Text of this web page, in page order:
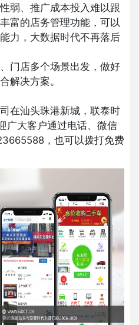
弱、推广成本投入难以跟
富的店务管理功能，可以
力，大数据时代不再落后
门店多个场景出发，做好
解决方案。
在汕头珠港新城，联泰时
广大客户通过电话、微信
，也可以拨打免费